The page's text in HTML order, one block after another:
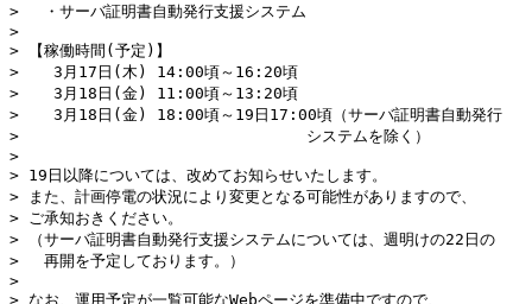
> 　・サーバ証明書自動発行支援システム
>
> 【稼働時間(予定)】
> 　 3月17日(木) 14:00頃～16:20頃
> 　 3月18日(金) 11:00頃～13:20頃
> 　 3月18日(金) 18:00頃～19日17:00頃（サーバ証明書自動発行
> 　　　　　　　　　　　　　　　　　　システムを除く）
>
> 19日以降については、改めてお知らせいたします。
> また、計画停電の状況により変更となる可能性がありますので、
> ご承知おきください。
> （サーバ証明書自動発行支援システムについては、週明けの22日の
> 　再開を予定しております。）
>
> なお、運用予定が一覧可能なWebページを準備中ですので、